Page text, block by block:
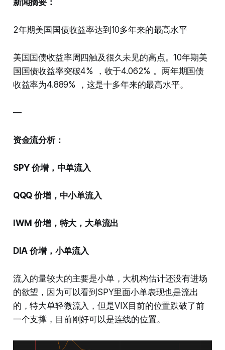
2年期美国国债收益率达到10多年来的最高水平
美国国债收益率周四触及很久未见的高点。10年期美
国国债收益率突破4% ，收于4.062% 。两年期国债
收益率为4.889% ，这是十多年来的最高水平。
—
资金流分析：
SPY 价增，中单流入
QQQ 价增，中小单流入
IWM 价增，特大，大单流出
DIA 价增，小单流入
流入的量较大的主要是小单，大机构估计还没有进场
的欲望，因为可以看到SPY里面小单表现也是流出
的，特大单轻微流入，但是VIX目前的位置跌破了前
一个支撑，目前刚好可以是连线的位置。